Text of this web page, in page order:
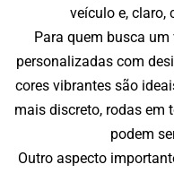
veículo e, claro,
Para quem busca
personalizadas com
cores vibrantes são
mais discreto, rodas em
podem
Outro aspecto